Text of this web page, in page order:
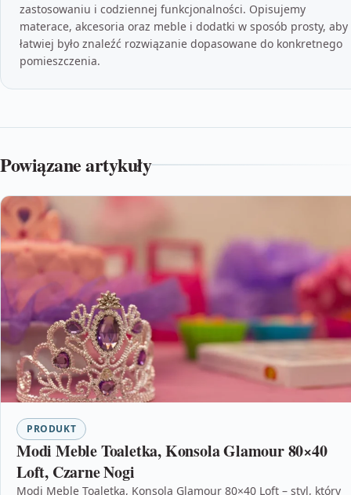
zastosowaniu i codziennej funkcjonalności. Opisujemy
materace, akcesoria oraz meble i dodatki w sposób prosty, aby
łatwiej było znaleźć rozwiązanie dopasowane do konkretnego
pomieszczenia.
Powiązane artykuły
PRODUKT
Modi Meble Toaletka, Konsola Glamour 80×40
Loft, Czarne Nogi
Modi Meble Toaletka, Konsola Glamour 80×40 Loft – styl, który